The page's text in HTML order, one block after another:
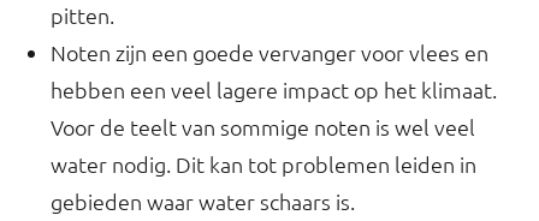
pitten.
Noten zijn een goede vervanger voor vlees en
hebben een veel lagere impact op het klimaat.
Voor de teelt van sommige noten is wel veel
water nodig. Dit kan tot problemen leiden in
gebieden waar water schaars is.